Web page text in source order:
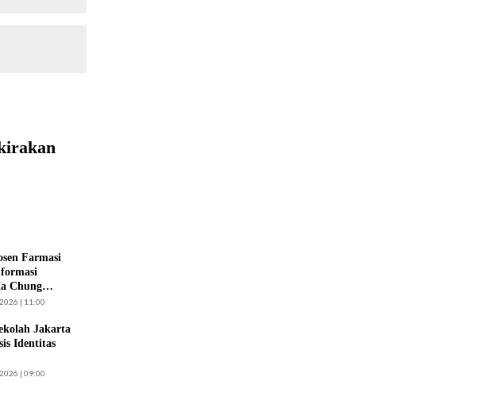
Farmasi
Chung
Pasien
| 11:00
Jakarta
Identitas
| 09:00